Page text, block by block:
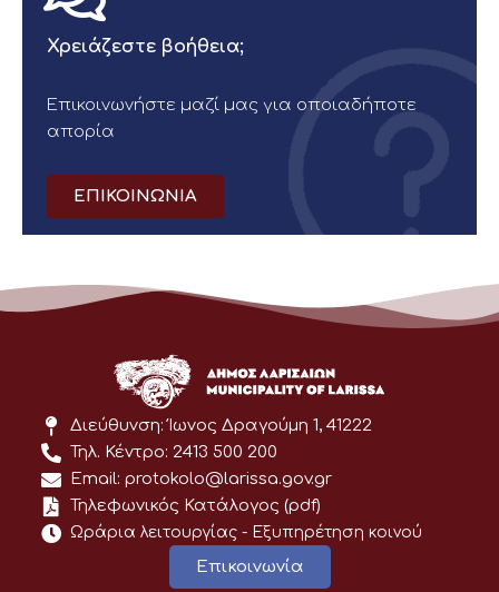
Χρειάζεστε βοήθεια;
Επικοινωνήστε μαζί μας για οποιαδήποτε
απορία
ΕΠΙΚΟΙΝΩΝΙΑ
Διεύθυνση: Ίωνος Δραγούμη 1, 41222
Τηλ. Κέντρο: 2413 500 200
Email: protokolo@larissa.gov.gr
Τηλεφωνικός Κατάλογος (pdf)
Ωράρια λειτουργίας - Eξυπηρέτηση κοινού
Επικοινωνία